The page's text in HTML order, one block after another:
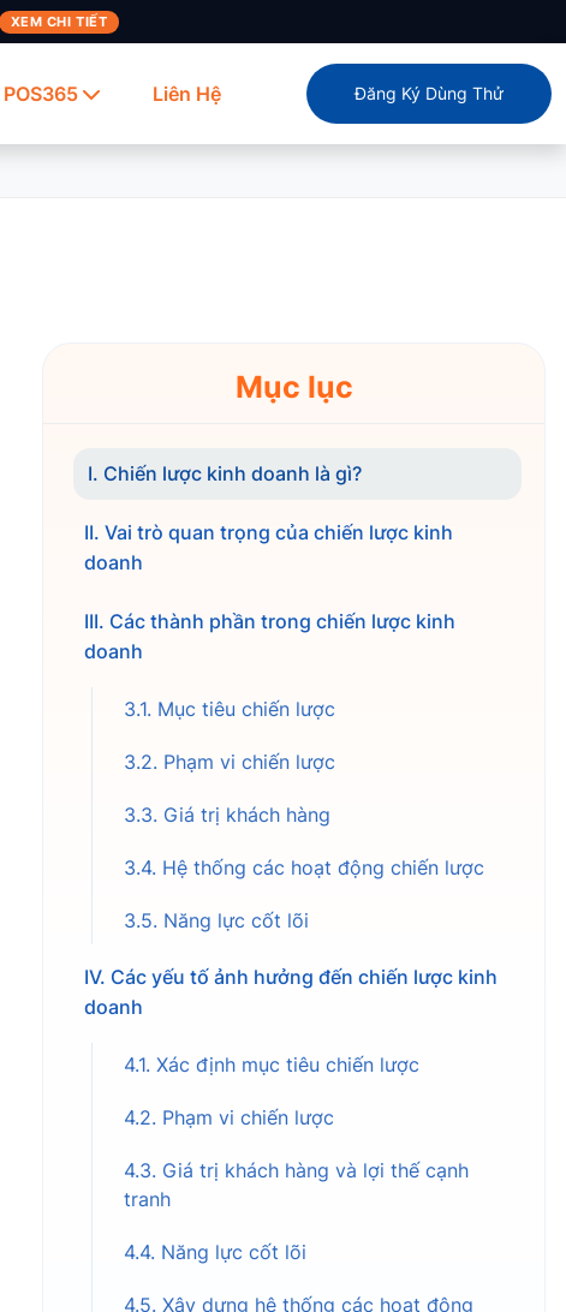
XEM CHI TIẾT
Liên Hệ Đăng Ký Dùng Thử
Mục lục
I. Chiến lược kinh doanh là gì?
II. Vai trò quan trọng của chiến lược kinh
doanh
III. Các thành phần trong chiến lược kinh
doanh
3.1. Mục tiêu chiến lược
3.2. Phạm vi chiến lược
3.3. Giá trị khách hàng
3.4. Hệ thống các hoạt động chiến lược
3.5. Năng lực cốt lõi
IV. Các yếu tố ảnh hưởng đến chiến lược kinh
doanh
4.1. Xác định mục tiêu chiến lược
4.2. Phạm vi chiến lược
4.3. Giá trị khách hàng và lợi thế cạnh
tranh
4.4. Năng lực cốt lõi
4.5. Xây dựng hệ thống các hoạt động